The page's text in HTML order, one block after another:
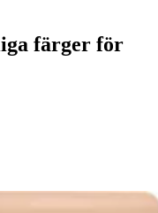
färger för